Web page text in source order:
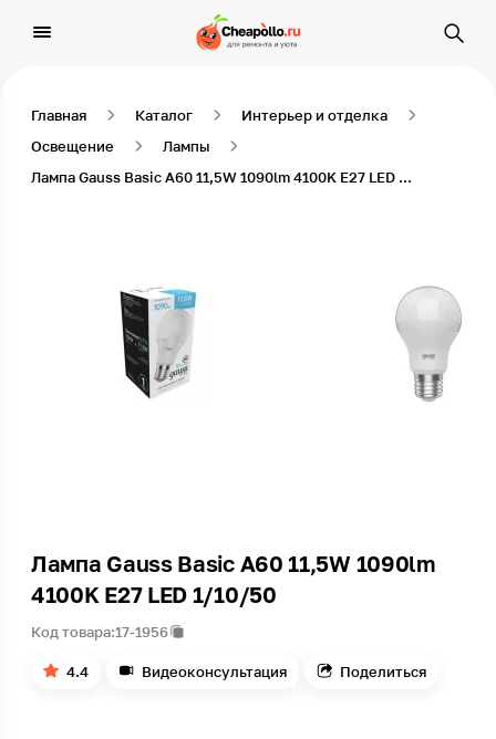
Главная Каталог
Интерьер и отделка
Освещение
Лампы
Лампа Gauss Basic A60 11,5W 1090lm 4100K E27 LED 1/10/50
Лампа Gauss Basic A60 11,5W 1090lm
4100K E27 LED 1/10/50
Код товара:17-1956
4.4 Видеоконсультация Поделиться